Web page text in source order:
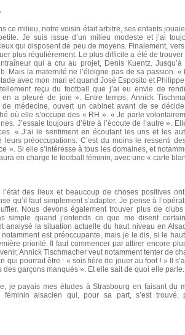
ce milieu, notre voisin était arbitre, ses enfants
Je suis issue d’un milieu modeste et j’ai
qui disposent de peu de moyens. Finalement,
plus régulièrement. Le plus difficile a été de
qui a cru au projet, Denis Kuentz. Jusqu’à
Mais la maternité ne l’éloigne pas de sa passion.
avec mon mari et quand José Esposito et Philippe
reçu du football que j’ai eu envie de
a pleuré de joie ». Entre temps, Annick
de médecine, ouvert un cabinet avant de se
où elle s’occupe des « RH ». « Je parle
J’essaie toujours d’être à l’écoute de l’autre ».
« J’ai le sentiment en écoutant les uns et les
préoccupations. C’est du moins le ressenti
». Si elle s’intéresse à tous les domaines, et
en charge le football féminin, avec une « carte
l’état des lieux et beaucoup de choses positives
qu’il faut simplement s’adapter. Je pense à
Nous devons également trouver plus de
simple quand j’entends ce que me disent
analysé la situation actuelle du haut niveau en
est préoccupante, mais je le dis, si le
priorité. Il faut commencer par attirer encore
Annick Tischmacher veut notamment tenter de
qui pourrait être : « sois fière de jouer au foot ! » Il
des garçons manqués ». Et elle sait de quoi elle parle.
je payais mes études à Strasbourg en faisant du
féminin alsacien qui, pour sa part, s’est trouvé,